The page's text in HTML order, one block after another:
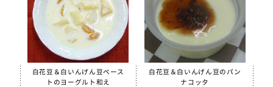
検索
白花豆＆白いんげん豆ペース
トのヨーグルト和え
白花豆＆白いんげん豆のパン
ナコッタ